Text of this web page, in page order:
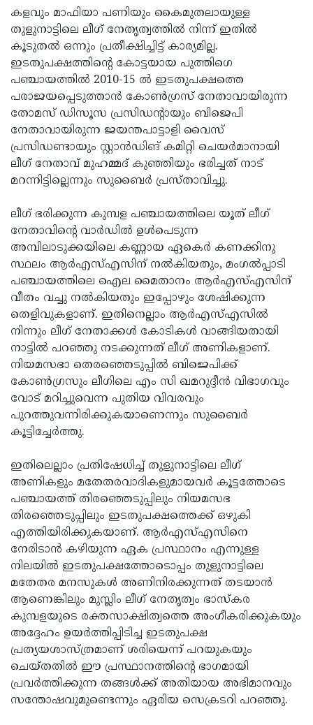
കളവും മാഫിയാ പണിയും കൈമുതലായുള്ള
തുളുനാട്ടിലെ ലീഗ് നേതൃത്വത്തിൽ നിന്ന് ഇതിൽ
കൂടുതൽ ഒന്നും പ്രതീക്ഷിച്ചിട്ട് കാര്യമില്ല.
ഇടതുപക്ഷത്തിന്റെ കോട്ടയായ പുത്തിഗെ
പഞ്ചായത്തിൽ 2010-15 ൽ ഇടതുപക്ഷത്തെ
പരാജയപ്പെടുത്താൻ കോൺഗ്രസ് നേതാവായിരുന്ന
തോമസ് ഡിസൂസ പ്രസിഡന്റായും ബിജെപി
നേതാവായിരുന്ന ജയന്തപാട്ടാളി വൈസ്
പ്രസിഡണ്ടായും സ്റ്റാൻഡിങ് കമിറ്റി ചെയർമാനായി
ലീഗ് നേതാവ് മുഹമ്മദ് കുഞ്ഞിയും ഭരിച്ചത് നാട്
മറന്നിട്ടില്ലെന്നും സുബൈർ പ്രസ്താവിച്ചു.
ലീഗ് ഭരിക്കുന്ന കുമ്പള പഞ്ചായത്തിലെ യൂത് ലീഗ്
നേതാവിന്റെ വാർഡിൽ ഉൾപെടുന്ന
അമ്പിലാടുക്കയിലെ കണ്ണായ ഏകെർ കണക്കിനു
സ്ഥലം ആർഎസ്എസിന് നൽകിയതും, മംഗൽപ്പാടി
പഞ്ചായത്തിലെ ഐല മൈതാനം ആർഎസ്എസിന്
വീതം വച്ചു നൽകിയതും ഇപ്പോഴും ശേഷിക്കുന്ന
തെളിവുകളാണ്. ഇതിനെല്ലാം ആർഎസ്എസിൽ
നിന്നും ലീഗ് നേതാക്കൾ കോടികൾ വാങ്ങിയതായി
നാട്ടിൽ പറഞ്ഞു നടക്കുന്നത് ലീഗ് അണികളാണ്.
നിയമസഭാ തെരഞ്ഞെടുപ്പിൽ ബിജെപിക്ക്
കോൺഗ്രസും ലീഗിലെ എം സി ഖമറുദ്ദീൻ വിഭാഗവും
വോട് മറിച്ചുവെന്ന പുതിയ വിവരവും
പുറത്തുവന്നിരിക്കുകയാണെന്നും സുബൈർ
കൂട്ടിച്ചേർത്തു.
ഇതിലെല്ലാം പ്രതിഷേധിച്ച് തുളുനാട്ടിലെ ലീഗ്
അണികളും മതേതരവാദികളുമായവർ കൂട്ടത്തോടെ
പഞ്ചായത്ത് തിരഞ്ഞെടുപ്പിലും നിയമസഭ
തിരഞ്ഞെടുപ്പിലും ഇടതുപക്ഷത്തെക്ക് ഒഴുകി
എത്തിയിരിക്കുകയാണ്. ആർഎസ്എസിനെ
നേരിടാൻ കഴിയുന്ന ഏക പ്രസ്ഥാനം എന്നുള്ള
നിലയിൽ ഇടതുപക്ഷത്തോടൊപ്പം തുളുനാട്ടിലെ
മതേതര മനസുകൾ അണിനിരക്കുന്നത് തടയാൻ
ആണെങ്കിലും മുസ്ലിം ലീഗ് നേതൃത്വം ഭാസ്കര
കുമ്പളയുടെ രക്തസാക്ഷിത്വത്തെ അംഗീകരിക്കുകയും
അദ്ദേഹം ഉയർത്തിപ്പിടിച്ച ഇടതുപക്ഷ
പ്രത്യയശാസ്ത്രമാണ് ശരിയെന്ന് പറയുകയും
ചെയ്തതിൽ ഈ പ്രസ്ഥാനത്തിന്റെ ഭാഗമായി
പ്രവർത്തിക്കുന്ന തങ്ങൾക്ക് അതിയായ അഭിമാനവും
സന്തോഷവുമുണ്ടെന്നും ഏരിയ സെക്രടറി പറഞ്ഞു.